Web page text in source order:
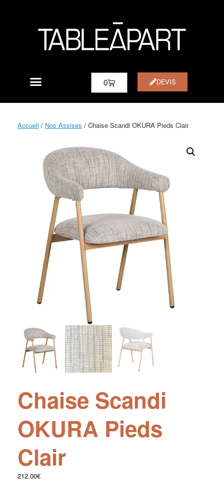
0 DEVIS
Accueil / Nos Assises / Chaise Scandi OKURA Pieds Clair
Chaise Scandi
OKURA Pieds
Clair
212.00€